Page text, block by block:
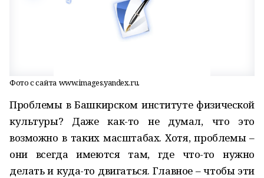
Фото с сайта www.images.yandex.ru.
Проблемы в Башкирском институте физической
культуры? Даже как-то не думал, что это
возможно в таких масштабах. Хотя, проблемы –
они всегда имеются там, где что-то нужно
делать и куда-то двигаться. Главное – чтобы эти